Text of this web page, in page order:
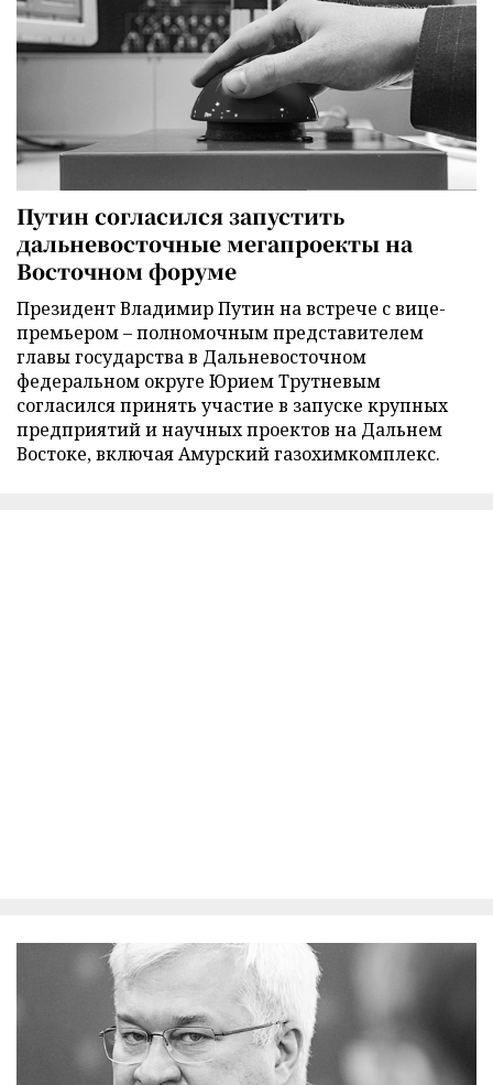
Путин согласился запустить
дальневосточные мегапроекты на
Восточном форуме
Президент Владимир Путин на встрече с вице-
премьером – полномочным представителем
главы государства в Дальневосточном
федеральном округе Юрием Трутневым
согласился принять участие в запуске крупных
предприятий и научных проектов на Дальнем
Востоке, включая Амурский газохимкомплекс.